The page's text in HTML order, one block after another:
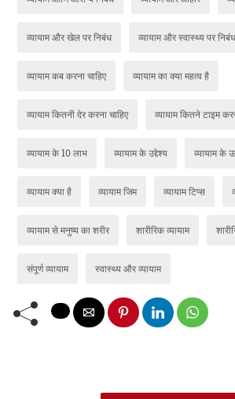
व्यायाम और खेल पर निबंध व्यायाम और स्वास्थ्य पर निबंध
व्यायाम कब करना चाहिए व्यायाम का क्या महत्व है
व्यायाम कितनी देर करना चाहिए व्यायाम कितने टाइम
व्यायाम के 10 लाभ व्यायाम के उद्देश्य व्यायाम के
व्यायाम क्या है व्यायाम जिम व्यायाम टिप्स
व्यायाम से मनुष्य का शरीर शारीरिक व्यायाम
संपूर्ण व्यायाम स्वास्थ्य और व्यायाम